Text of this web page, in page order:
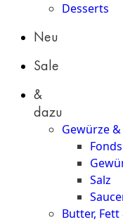
Desserts
Neu
Sale
&
dazu
Gewürze &
Salz
Butter,